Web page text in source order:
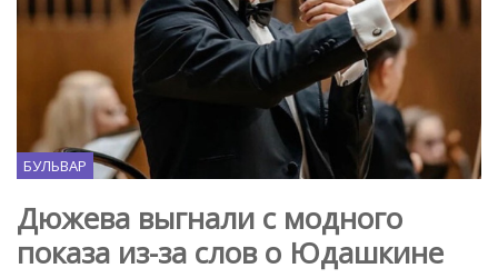
БУЛЬВАР
Дюжева выгнали с модного
показа из-за слов о Юдашкине